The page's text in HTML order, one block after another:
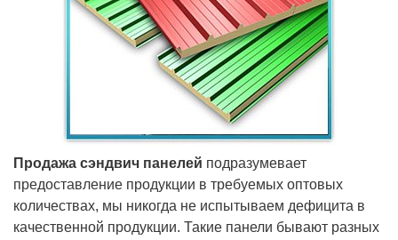
Продажа сэндвич панелей подразумевает
предоставление продукции в требуемых оптовых
количествах, мы никогда не испытываем дефицита в
качественной продукции. Такие панели бывают разных